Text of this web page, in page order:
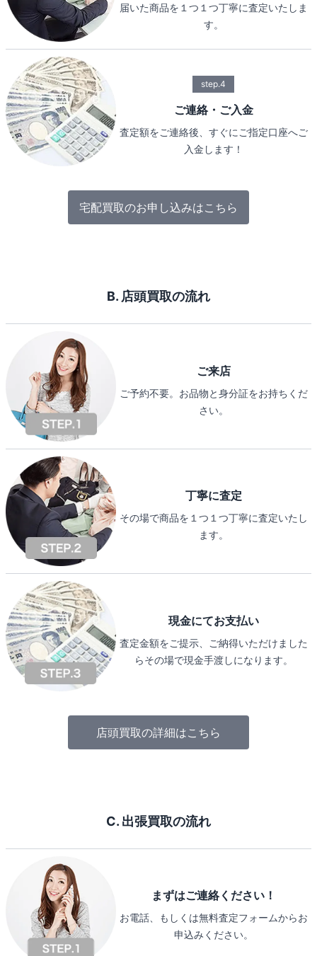
届いた商品を１つ１つ丁寧に査定いたしま
す。
step.4
ご連絡・ご入金
査定額をご連絡後、すぐにご指定口座へご
入金します！
宅配買取のお申し込みはこちら
B. 店頭買取の流れ
ご来店
ご予約不要。お品物と身分証をお持ちくだ
さい。
丁寧に査定
その場で商品を１つ１つ丁寧に査定いたし
ます。
現金にてお支払い
査定金額をご提示、ご納得いただけました
らその場で現金手渡しになります。
店頭買取の詳細はこちら
C. 出張買取の流れ
まずはご連絡ください！
お電話、もしくは無料査定フォームからお
申込みください。